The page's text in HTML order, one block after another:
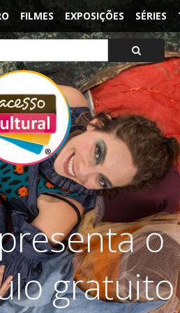
FILMES EXPOSIÇÕES SÉRIES
o
gratuito